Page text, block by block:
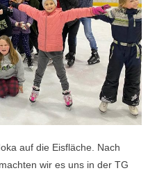
auf die Eisfläche. Nach
wir es uns in der TG